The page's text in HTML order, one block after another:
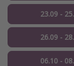
23.09 -
26.09 -
06.10 -